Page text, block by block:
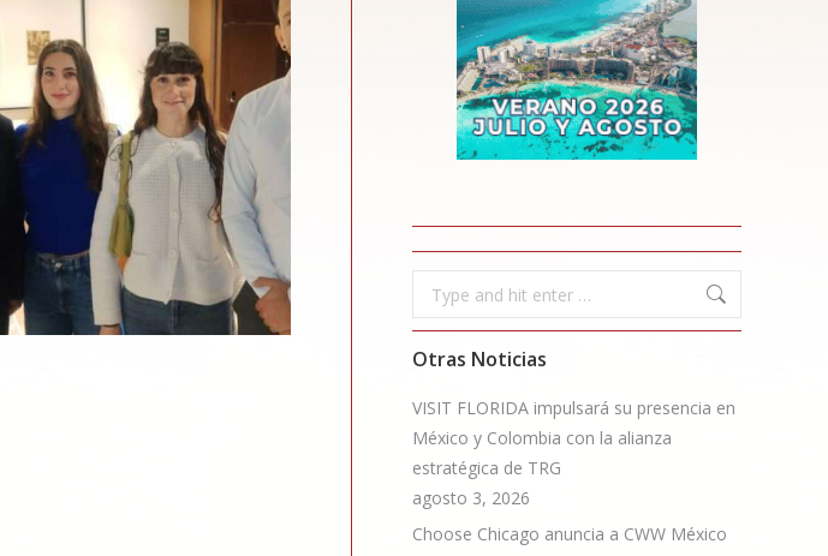
Search:
Otras Noticias
VISIT FLORIDA impulsará su presencia en
México y Colombia con la alianza
estratégica de TRG
agosto 3, 2026
Choose Chicago anuncia a CWW México